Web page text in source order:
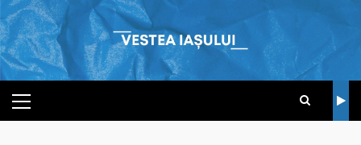
Skip
to
content
PRIMARY
MENU